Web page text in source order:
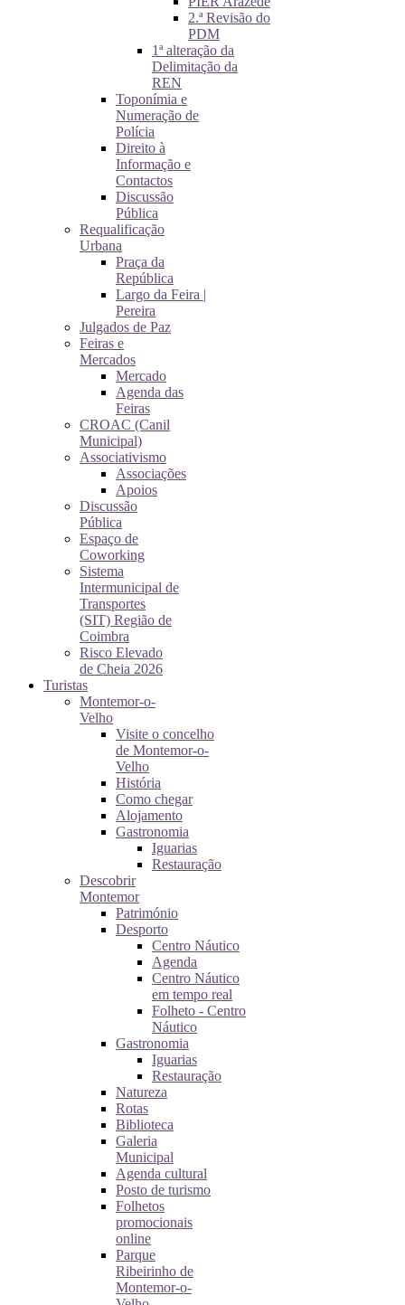
2.ª Revisão do
PDM
1ª alteração da
Delimitação da
REN
Toponímia e
Numeração de
Polícia
Direito à
Informação e
Contactos
Discussão
Pública
Requalificação
Urbana
Praça da
República
Largo da Feira |
Pereira
Julgados de Paz
Feiras e
Mercados
Mercado
Agenda das
Feiras
CROAC (Canil
Municipal)
Associativismo
Associações
Apoios
Discussão
Pública
Espaço de
Coworking
Sistema
Intermunicipal de
Transportes
(SIT) Região de
Coimbra
Risco Elevado
de Cheia 2026
Turistas
Montemor-o-
Velho
Visite o concelho
de Montemor-o-
Velho
História
Como chegar
Alojamento
Gastronomia
Iguarias
Restauração
Descobrir
Montemor
Património
Desporto
Centro Náutico
Agenda
Centro Náutico
em tempo real
Folheto - Centro
Náutico
Gastronomia
Iguarias
Restauração
Natureza
Rotas
Biblioteca
Galeria
Municipal
Agenda cultural
Posto de turismo
Folhetos
promocionais
online
Parque
Ribeirinho de
Montemor-o-